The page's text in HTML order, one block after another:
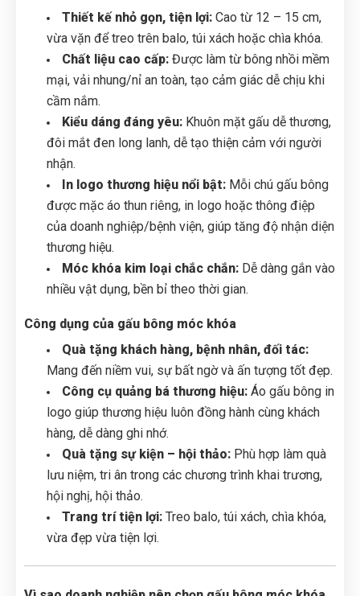
Thiết kế nhỏ gọn, tiện lợi: Cao từ 12 – 15 cm,
vừa vặn để treo trên balo, túi xách hoặc chìa khóa.
Chất liệu cao cấp: Được làm từ bông nhồi mềm
mại, vải nhung/nỉ an toàn, tạo cảm giác dễ chịu khi
cầm nắm.
Kiểu dáng đáng yêu: Khuôn mặt gấu dễ thương,
đôi mắt đen long lanh, dễ tạo thiện cảm với người
nhận.
In logo thương hiệu nổi bật: Mỗi chú gấu bông
được mặc áo thun riêng, in logo hoặc thông điệp
của doanh nghiệp/bệnh viện, giúp tăng độ nhận diện
thương hiệu.
Móc khóa kim loại chắc chắn: Dễ dàng gắn vào
nhiều vật dụng, bền bỉ theo thời gian.
Công dụng của gấu bông móc khóa
Quà tặng khách hàng, bệnh nhân, đối tác:
Mang đến niềm vui, sự bất ngờ và ấn tượng tốt đẹp.
Công cụ quảng bá thương hiệu: Áo gấu bông in
logo giúp thương hiệu luôn đồng hành cùng khách
hàng, dễ dàng ghi nhớ.
Quà tặng sự kiện – hội thảo: Phù hợp làm quà
lưu niệm, tri ân trong các chương trình khai trương,
hội nghị, hội thảo.
Trang trí tiện lợi: Treo balo, túi xách, chìa khóa,
vừa đẹp vừa tiện lợi.